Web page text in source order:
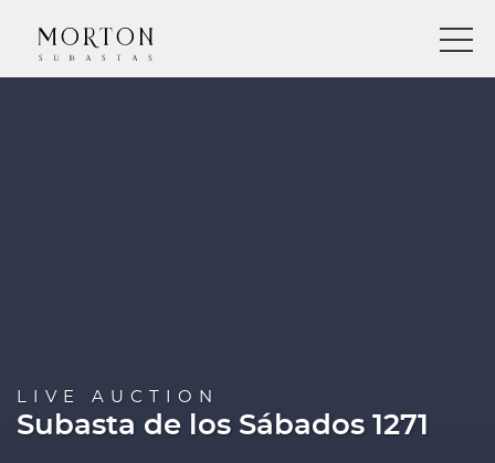
LIVE AUCTION
Subasta de los Sábados 1271